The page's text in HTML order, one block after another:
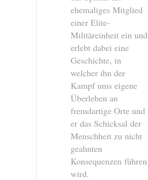
ehemaliges Mitglied
einer Elite-
Militäreinheit ein und
erlebt dabei eine
Geschichte, in
welcher ihn der
Kampf ums eigene
Überleben an
fremdartige Orte und
er das Schicksal der
Menschheit zu nicht
geahnten
Konsequenzen führen
wird.